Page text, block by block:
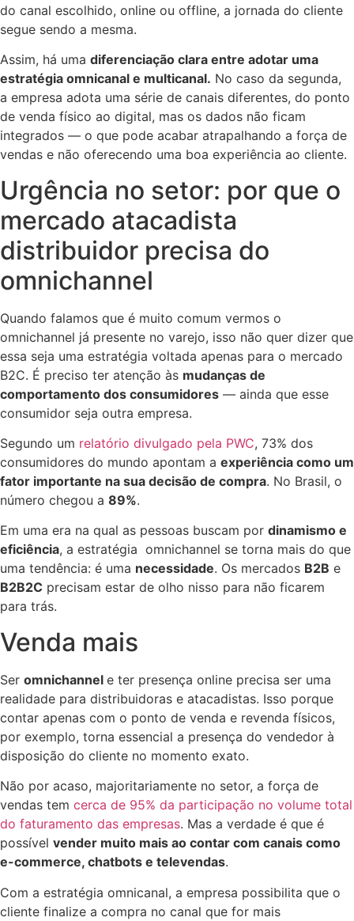
do canal escolhido, online ou offline, a jornada do cliente
segue sendo a mesma.
Assim, há uma diferenciação clara entre adotar uma
estratégia omnicanal e multicanal. No caso da segunda,
a empresa adota uma série de canais diferentes, do ponto
de venda físico ao digital, mas os dados não ficam
integrados — o que pode acabar atrapalhando a força de
vendas e não oferecendo uma boa experiência ao cliente.
Urgência no setor: por que o
mercado atacadista
distribuidor precisa do
omnichannel
Quando falamos que é muito comum vermos o
omnichannel já presente no varejo, isso não quer dizer que
essa seja uma estratégia voltada apenas para o mercado
B2C. É preciso ter atenção às mudanças de
comportamento dos consumidores — ainda que esse
consumidor seja outra empresa.
Segundo um relatório divulgado pela PWC, 73% dos
consumidores do mundo apontam a experiência como um
fator importante na sua decisão de compra. No Brasil, o
número chegou a 89%.
Em uma era na qual as pessoas buscam por dinamismo e
eficiência, a estratégia omnichannel se torna mais do que
uma tendência: é uma necessidade. Os mercados B2B e
B2B2C precisam estar de olho nisso para não ficarem
para trás.
Venda mais
Ser omnichannel e ter presença online precisa ser uma
realidade para distribuidoras e atacadistas. Isso porque
contar apenas com o ponto de venda e revenda físicos,
por exemplo, torna essencial a presença do vendedor à
disposição do cliente no momento exato.
Não por acaso, majoritariamente no setor, a força de
vendas tem cerca de 95% da participação no volume total
do faturamento das empresas. Mas a verdade é que é
possível vender muito mais ao contar com canais como
e-commerce, chatbots e televendas.
Com a estratégia omnicanal, a empresa possibilita que o
cliente finalize a compra no canal que for mais